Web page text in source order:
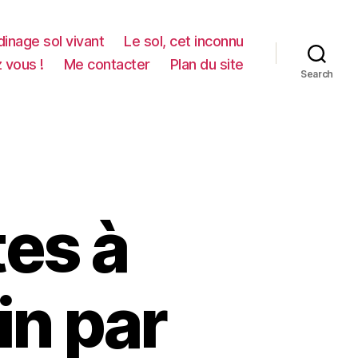
sol vivant
Le sol, cet inconnu
vous ! Me contacter Plan du site
Search
à
par